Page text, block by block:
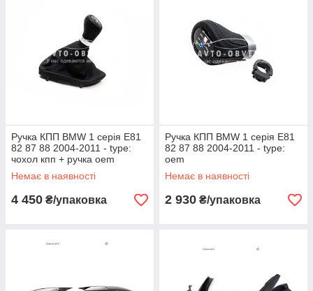
Ручка КПП BMW 1 серія E81
82 87 88 2004-2011 - type:
чохол кпп + ручка oem
шкірозамінник
Немає в наявності
4 450 ₴/упаковка
Ручка КПП BMW 1 серія E81
82 87 88 2004-2011 - type:
oem
Немає в наявності
2 930 ₴/упаковка